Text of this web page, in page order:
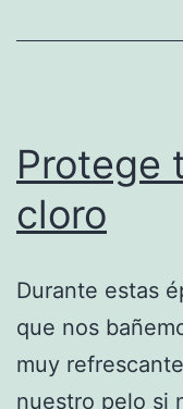
Protege
cloro
Durante estas
que nos
muy
nuestro pelo si